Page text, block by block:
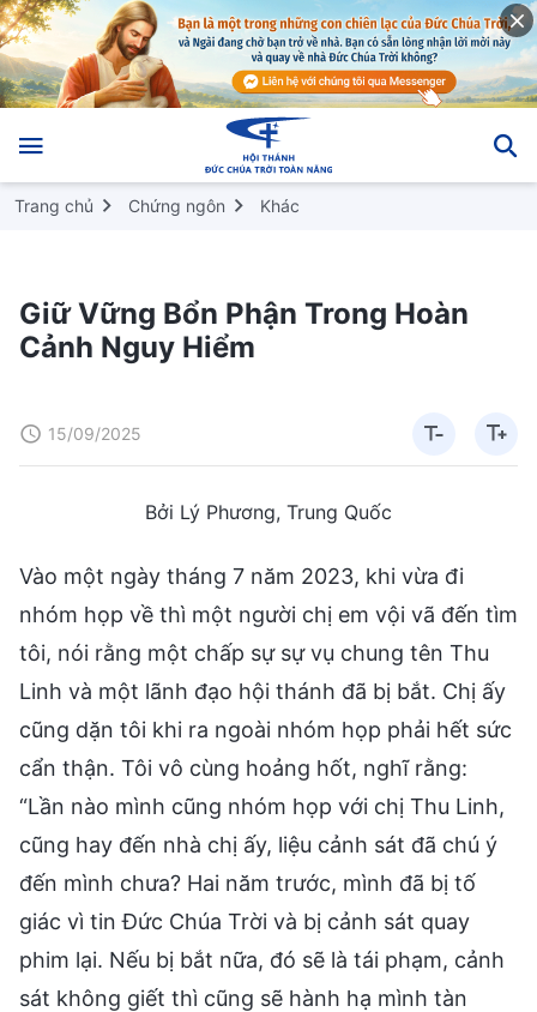
Trang chủ Chứng ngôn Khác
Giữ Vững Bổn Phận Trong Hoàn
Cảnh Nguy Hiểm
15/09/2025
Bởi Lý Phương, Trung Quốc
Vào một ngày tháng 7 năm 2023, khi vừa đi
nhóm họp về thì một người chị em vội vã đến tìm
tôi, nói rằng một chấp sự sự vụ chung tên Thu
Linh và một lãnh đạo hội thánh đã bị bắt. Chị ấy
cũng dặn tôi khi ra ngoài nhóm họp phải hết sức
cẩn thận. Tôi vô cùng hoảng hốt, nghĩ rằng:
“Lần nào mình cũng nhóm họp với chị Thu Linh,
cũng hay đến nhà chị ấy, liệu cảnh sát đã chú ý
đến mình chưa? Hai năm trước, mình đã bị tố
giác vì tin Đức Chúa Trời và bị cảnh sát quay
phim lại. Nếu bị bắt nữa, đó sẽ là tái phạm, cảnh
sát không giết thì cũng sẽ hành hạ mình tàn